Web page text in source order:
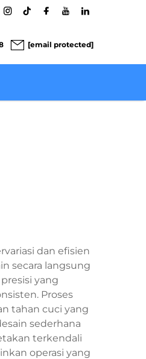
[email protected]
dan efisien
secara langsung
yang
Proses
tahan cuci yang
sederhana
terkendali
operasi yang